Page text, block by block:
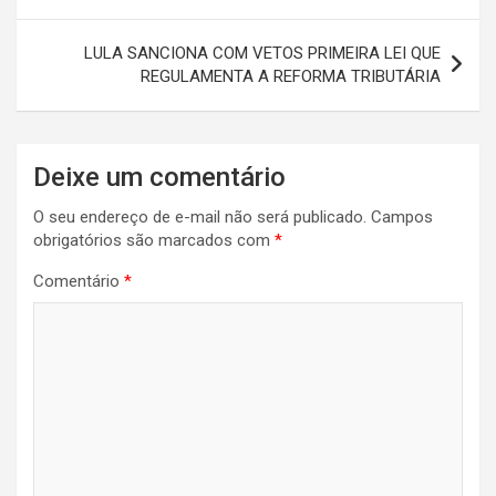
p
p
o
k
m
Post
LULA SANCIONA COM VETOS PRIMEIRA LEI QUE
REGULAMENTA A REFORMA TRIBUTÁRIA
Deixe um comentário
O seu endereço de e-mail não será publicado. Campos
obrigatórios são marcados com *
Comentário *